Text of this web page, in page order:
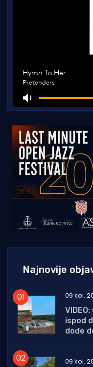
Najnovije
09 kol.
ispod
dođe
09 kol.